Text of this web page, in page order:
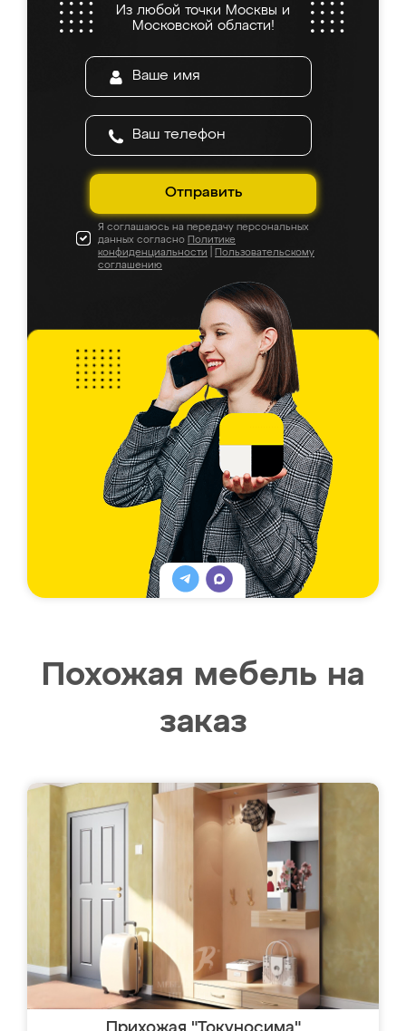
Из любой точки Москвы и
Московской области!
Отправить
Я соглашаюсь на передачу персональных
данных согласно Политике
конфиденциальности
Пользовательскому
соглашению
Похожая мебель на
заказ